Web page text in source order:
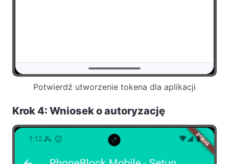
Potwierdź utworzenie tokena dla aplikacji
Krok 4: Wniosek o autoryzację